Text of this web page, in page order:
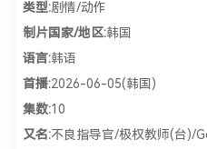
类型:剧情/动作
制片国家/地区:韩国
语言:韩语
首播:2026-06-05(韩国)
集数:10
又名:不良指导官/极权教师(台)/